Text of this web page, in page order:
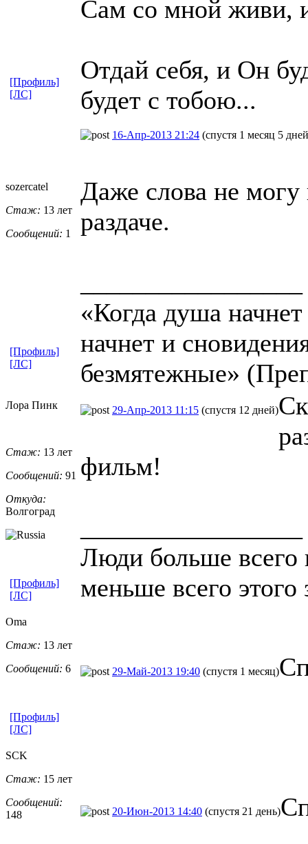
Сам со мной живи,
Отдай себя, и Он
будет с тобою...
[Профиль]
[ЛС]
sozercatel
Стаж: 13 лет
Сообщений: 1
16-Апр-2013 21:24 (спустя 1 месяц 5
Даже слова не
раздаче.
«Когда душа начнет
начнет и
безмятежные»
[Профиль]
[ЛС]
Лора Пинк
Стаж: 13 лет
Сообщений: 91
Откуда:
Волгоград
29-Апр-2013 11:15 (спустя 12 дней)
фильм!
Люди больше всего
меньше всего этого
[Профиль]
[ЛС]
Oma
Стаж: 13 лет
Сообщений: 6 29-Май-2013 19:40 (спустя 1 месяц)
[Профиль]
[ЛС]
SCK
Стаж: 15 лет
Сообщений:
148
20-Июн-2013 14:40 (спустя 21 день)